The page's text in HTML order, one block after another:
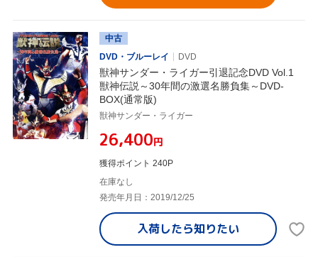
中古
DVD・ブルーレイ
DVD
獣神サンダー・ライガー引退記念DVD Vol.1
獣神伝説～30年間の激選名勝負集～DVD-
BOX(通常版)
獣神サンダー・ライガー
¥26,400円
獲得ポイント 240P
在庫なし
発売年月日：2019/12/25
入荷したら知りたい